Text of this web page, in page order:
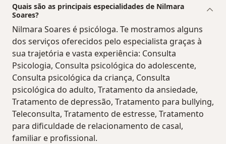
Quais são as principais especialidades de Nilmara
Soares?
Nilmara Soares é psicóloga. Te mostramos alguns
dos serviços oferecidos pelo especialista graças à
sua trajetória e vasta experiência: Consulta
Psicologia, Consulta psicológica do adolescente,
Consulta psicológica da criança, Consulta
psicológica do adulto, Tratamento da ansiedade,
Tratamento de depressão, Tratamento para bullying,
Teleconsulta, Tratamento de estresse, Tratamento
para dificuldade de relacionamento de casal,
familiar e profissional.